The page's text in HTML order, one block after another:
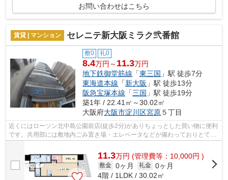
お問い合わせはこちら
賃貸 | マンション セレニテ新大阪ミラク弐番館
敷0 礼0
8.4万円～ 11.3万円
地下鉄御堂筋線 「東三国 」駅 徒歩7分
東海道本線 「新大阪 」駅 徒歩13分
阪急宝塚本線 「三国 」駅 徒歩19分
築1年 / 22.41㎡～30.02㎡
大阪府大阪市淀川区宮原５丁目
近くにはローソン北中島公園前店(徒歩2分)がありちょっとした買い物に便利
です。共用部には敷地内ごみ置き場・エレベータなどが備わっておりとても
11.3万円 (管理費等：10,000円 )
敷金 0ヶ月 礼金 0ヶ月
4階 / 1LDK / 30.02㎡